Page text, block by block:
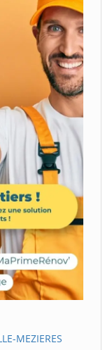
MEZIERES